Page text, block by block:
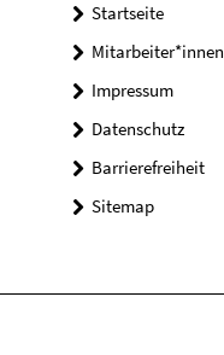
Startseite
Mitarbeiter*innen
Impressum
Datenschutz
Barrierefreiheit
Sitemap